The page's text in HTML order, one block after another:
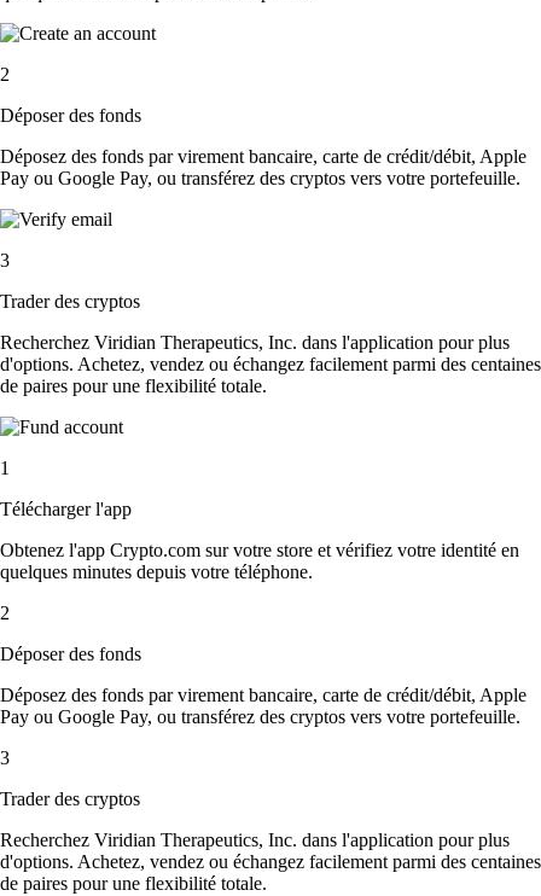
2
Déposer des fonds
Déposez des fonds par virement bancaire, carte de crédit/débit, Apple
Pay ou Google Pay, ou transférez des cryptos vers votre portefeuille.
3
Trader des cryptos
Recherchez Viridian Therapeutics, Inc. dans l'application pour plus
d'options. Achetez, vendez ou échangez facilement parmi des centaines
de paires pour une flexibilité totale.
1
Télécharger l'app
Obtenez l'app Crypto.com sur votre store et vérifiez votre identité en
quelques minutes depuis votre téléphone.
2
Déposer des fonds
Déposez des fonds par virement bancaire, carte de crédit/débit, Apple
Pay ou Google Pay, ou transférez des cryptos vers votre portefeuille.
3
Trader des cryptos
Recherchez Viridian Therapeutics, Inc. dans l'application pour plus
d'options. Achetez, vendez ou échangez facilement parmi des centaines
de paires pour une flexibilité totale.